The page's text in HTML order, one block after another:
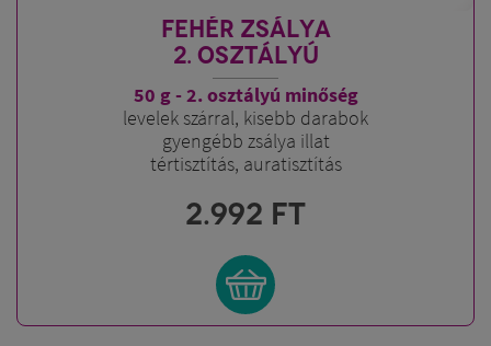
FEHÉR ZSÁLYA
2. OSZTÁLYÚ
50 g - 2. osztályú minőség
levelek szárral, kisebb darabok
gyengébb zsálya illat
tértisztítás, auratisztítás
2.992 FT